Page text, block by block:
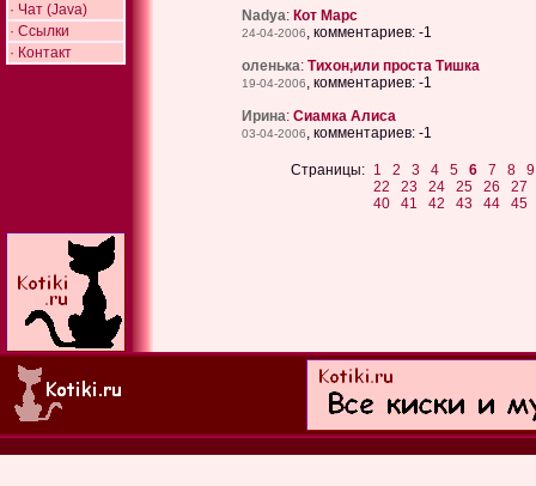
· Чат (Java)
· Ссылки
· Контакт
Nadya: Кот Марс
24-04-2006, комментариев: -1
оленька: Тихон,или проста Тишка
19-04-2006, комментариев: -1
Ирина: Сиамка Алиса
03-04-2006, комментариев: -1
Страницы: 1 2 3 4 5 6 7 8
9
22
23 24 25 26
27
40
41 42 43 44 45